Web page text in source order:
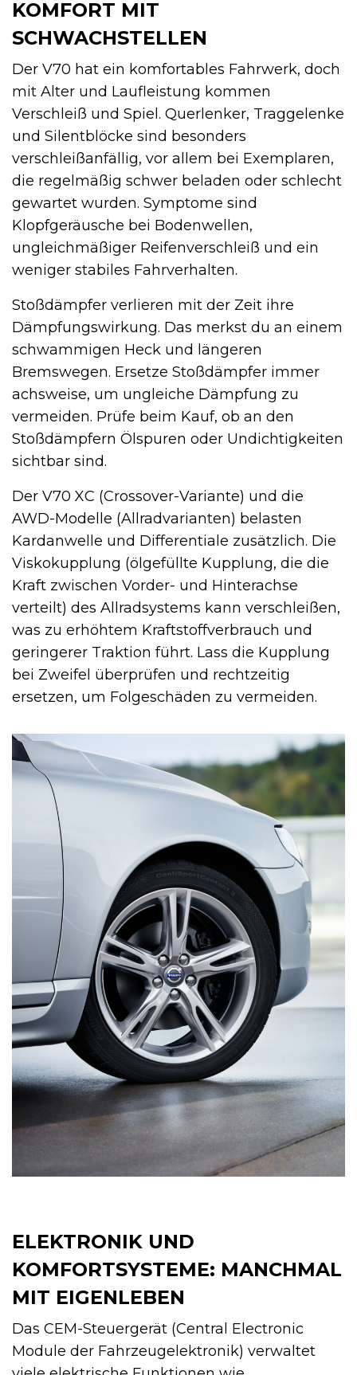
KOMFORT MIT
SCHWACHSTELLEN
Der V70 hat ein komfortables Fahrwerk, doch
mit Alter und Laufleistung kommen
Verschleiß und Spiel. Querlenker, Traggelenke
und Silentblöcke sind besonders
verschleißanfällig, vor allem bei Exemplaren,
die regelmäßig schwer beladen oder schlecht
gewartet wurden. Symptome sind
Klopfgeräusche bei Bodenwellen,
ungleichmäßiger Reifenverschleiß und ein
weniger stabiles Fahrverhalten.
Stoßdämpfer verlieren mit der Zeit ihre
Dämpfungswirkung. Das merkst du an einem
schwammigen Heck und längeren
Bremswegen. Ersetze Stoßdämpfer immer
achsweise, um ungleiche Dämpfung zu
vermeiden. Prüfe beim Kauf, ob an den
Stoßdämpfern Ölspuren oder Undichtigkeiten
sichtbar sind.
Der V70 XC (Crossover-Variante) und die
AWD-Modelle (Allradvarianten) belasten
Kardanwelle und Differentiale zusätzlich. Die
Viskokupplung (ölgefüllte Kupplung, die die
Kraft zwischen Vorder- und Hinterachse
verteilt) des Allradsystems kann verschleißen,
was zu erhöhtem Kraftstoffverbrauch und
geringerer Traktion führt. Lass die Kupplung
bei Zweifel überprüfen und rechtzeitig
ersetzen, um Folgeschäden zu vermeiden.
ELEKTRONIK UND
KOMFORTSYSTEME: MANCHMAL
MIT EIGENLEBEN
Das CEM-Steuergerät (Central Electronic
Module der Fahrzeugelektronik) verwaltet